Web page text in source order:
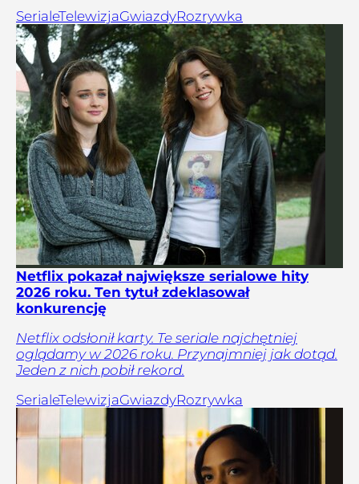
SerialeTelewizjaGwiazdyRozrywka
Netflix pokazał największe serialowe hity
2026 roku. Ten tytuł zdeklasował
konkurencję
Netflix odsłonił karty. Te seriale najchętniej
oglądamy w 2026 roku. Przynajmniej jak dotąd.
Jeden z nich pobił rekord.
SerialeTelewizjaGwiazdyRozrywka